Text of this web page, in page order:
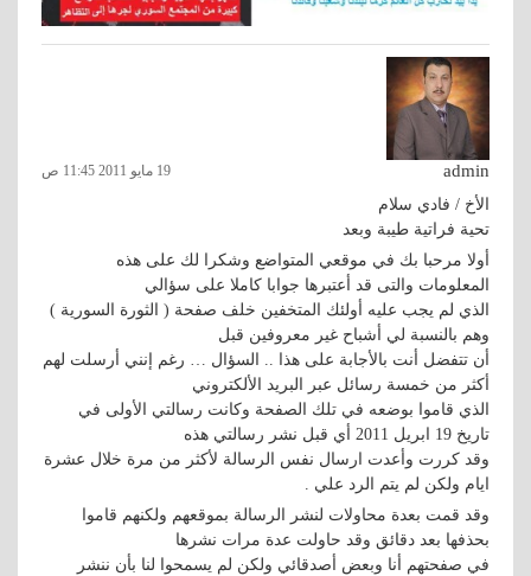
admin 19 مايو 2011 11:45 ص
الأخ / فادي سلام
تحية فراتية طيبة وبعد
أولا مرحبا بك في موقعي المتواضع وشكرا لك على هذه
المعلومات والتى قد أعتبرها جوابا كاملا على سؤالي
الذي لم يجب عليه أولئك المتخفين خلف صفحة ( الثورة السورية )
وهم بالنسبة لي أشباح غير معروفين قبل
أن تتفضل أنت بالأجابة على هذا .. السؤال … رغم إنني أرسلت لهم
أكثر من خمسة رسائل عبر البريد الألكتروني
الذي قاموا بوضعه في تلك الصفحة وكانت رسالتي الأولى في
تاريخ 19 ابريل 2011 أي قبل نشر رسالتي هذه
وقد كررت وأعدت ارسال نفس الرسالة لأكثر من مرة خلال عشرة
ايام ولكن لم يتم الرد علي .
وقد قمت بعدة محاولات لنشر الرسالة بموقعهم ولكنهم قاموا
بحذفها بعد دقائق وقد حاولت عدة مرات نشرها
في صفحتهم أنا وبعض أصدقائي ولكن لم يسمحوا لنا بأن ننشر